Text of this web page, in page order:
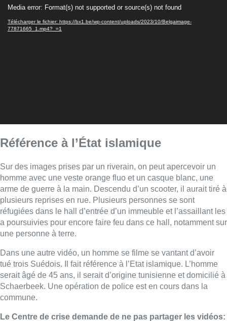
vidéo
Media error: Format(s) not supported or source(s) not found
Télécharger le fichier: https://bx1.be/wp-content/uploads/2023/10/Belgaimage-
77871665_1.mp4?_=1
Référence à l’État islamique
Sur des images prises par un riverain, on peut apercevoir un
homme avec une veste orange fluo et un casque blanc, une
arme de guerre à la main. Descendu d’un scooter, il aurait tiré à
plusieurs reprises en rue. Plusieurs personnes se sont
réfugiées dans le hall d’entrée d’un immeuble et l’assaillant les
a poursuivies pour encore faire feu dans ce hall, notamment sur
une personne à terre.
Dans une autre vidéo, un homme se filme se vantant d’avoir
tué trois Suédois. Il fait référence à l’Etat islamique. L’homme
serait âgé de 45 ans, il serait d’origine tunisienne et domicilié à
Schaerbeek. Une opération de police est en cours dans la
commune.
Le Centre de crise demande de ne pas partager les vidéos: